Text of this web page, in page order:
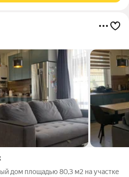
дом площадью 80,3 м2 на участке